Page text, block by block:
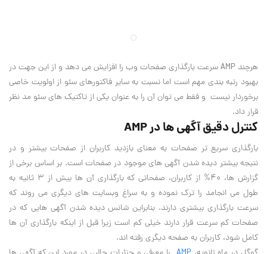
هرچند AMP سرعت بارگذاری صفحات وب را افزایش می دهد و از این جهت در
بهبود رتبه بندی مهم است اما نسبت به سایر فاکتورهای سئو از اولویت خاصی
برخوردار نیست و فقط می توان آن را به عنوان یکی از تاکتیک های سئو مد نظر
قرار داد.
کنترل دقیق آگهی ها در AMP
بارگذاری سریع تر صفحات به معنای بازدید کاربران از صفحات بیشتر و در
نتیجه بیشتر دیده شدن آگهی های موجود در صفحات است. بر اساس برخی از
گزارش ها، 40% از کاربران، صفحاتی که بارگذاری آن ها بیش از 3 ثانیه به
طول می انجامد را ترک نموده و به سراغ وبسایت های دیگری می روند که
سرعت بارگذاری بیشتری دارند. بنابراین شانس دیده شدن آگهی هایی که در
صفحات کم سرعت قرار دارند خیلی کم است زیرا قبل از اینکه بارگذاری آن ها
کامل شود، کاربران به صفحه دیگری رفته اند.